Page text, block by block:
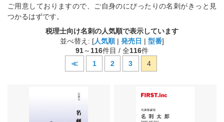
ご用意しておりますので、ご自身のにぴったりの名刺がきっと見
つかるはずです。
税理士向け名刺の人気順で表示しています
並べ替え: [人気順| 発売日 | 型番]
91～ 116件目 / 全116件
≪
1 2 3 4